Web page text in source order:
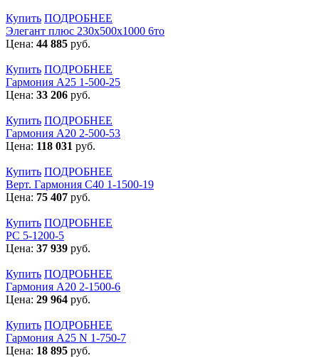
Купить ПОДРОБНЕЕ
Элегант плюс 230x500x1000 6то
Цена: 44 885 руб.
Купить ПОДРОБНЕЕ
Гармония А25 1-500-25
Цена: 33 206 руб.
Купить ПОДРОБНЕЕ
Гармония А20 2-500-53
Цена: 118 031 руб.
Купить ПОДРОБНЕЕ
Верт. Гармония С40 1-1500-19
Цена: 75 407 руб.
Купить ПОДРОБНЕЕ
РС 5-1200-5
Цена: 37 939 руб.
Купить ПОДРОБНЕЕ
Гармония А20 2-1500-6
Цена: 29 964 руб.
Купить ПОДРОБНЕЕ
Гармония А25 N 1-750-7
Цена: 18 895 руб.